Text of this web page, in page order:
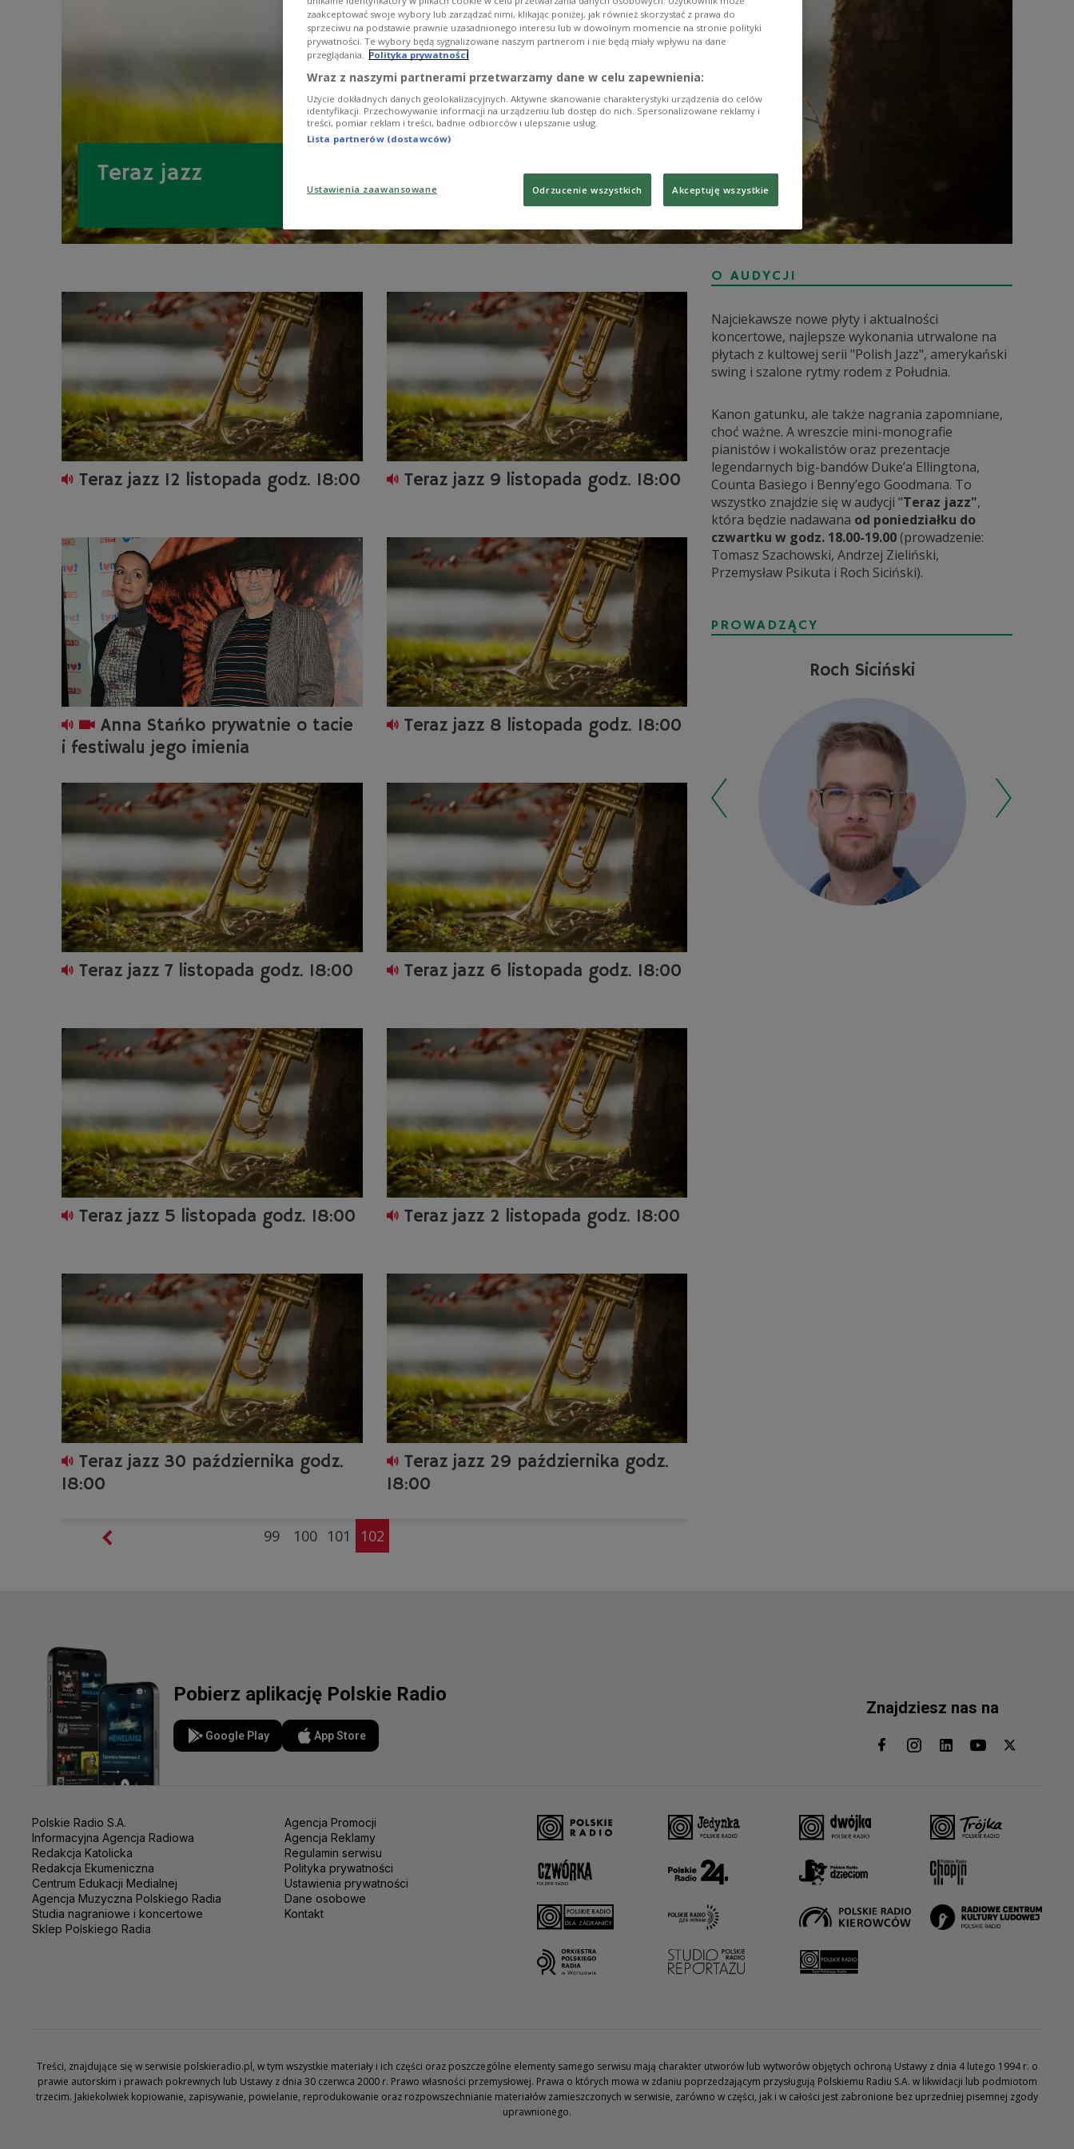
Teraz jazz
Teraz jazz 12 listopada godz. 18:00 Teraz jazz 9 listopada godz. 18:00
Anna Stańko prywatnie o tacie
i festiwalu jego imienia
Teraz jazz 8 listopada godz. 18:00
Teraz jazz 7 listopada godz. 18:00 Teraz jazz 6 listopada godz. 18:00
Teraz jazz 5 listopada godz. 18:00 Teraz jazz 2 listopada godz. 18:00
Teraz jazz 30 października godz.
18:00
Teraz jazz 29 października godz.
18:00
99 100 101 102
O AUDYCJI
Najciekawsze nowe płyty i aktualności
koncertowe, najlepsze wykonania utrwalone na
płytach z kultowej serii "Polish Jazz", amerykański
swing i szalone rytmy rodem z Południa.
Kanon gatunku, ale także nagrania zapomniane,
choć ważne. A wreszcie mini-monografie
pianistów i wokalistów oraz prezentacje
legendarnych big-bandów Duke’a Ellingtona,
Counta Basiego i Benny’ego Goodmana. To
wszystko znajdzie się w audycji "Teraz jazz",
która będzie nadawana od poniedziałku do
czwartku w godz. 18.00-19.00(prowadzenie:
Tomasz Szachowski, Andrzej Zieliński,
Przemysław Psikuta i Roch Siciński).
PROWADZĄCY
Psikuta Andrzej Zieliński Tomasz Szachowski Roch Siciński
Pobierz aplikację Polskie Radio
Google Play App Store
Znajdziesz nas na
Polskie Radio S.A.
Informacyjna Agencja Radiowa
Redakcja Katolicka
Redakcja Ekumeniczna
Centrum Edukacji Medialnej
Agencja Muzyczna Polskiego Radia
Studia nagraniowe i koncertowe
Sklep Polskiego Radia
Agencja Promocji
Agencja Reklamy
Regulamin serwisu
Polityka prywatności
Ustawienia prywatności
Dane osobowe
Kontakt
Treści, znajdujące się w serwisie polskieradio.pl, w tym wszystkie materiały i ich części oraz poszczególne elementy samego serwisu mają charakter utworów lub wytworów objętych ochroną Ustawy z dnia 4 lutego 1994 r. o
prawie autorskim i prawach pokrewnych lub Ustawy z dnia 30 czerwca 2000 r. Prawo własności przemysłowej. Prawa o których mowa w zdaniu poprzedzającym przysługują Polskiemu Radiu S.A. w likwidacji lub podmiotom
trzecim. Jakiekolwiek kopiowanie, zapisywanie, powielanie, reprodukowanie oraz rozpowszechnianie materiałów zamieszczonych w serwisie, zarówno w części, jak i w całości jest zabronione bez uprzedniej pisemnej zgody
uprawnionego.
zaakceptować swoje wybory lub zarządzać nimi, klikając poniżej, jak również skorzystać z prawa do
sprzeciwu na podstawie prawnie uzasadnionego interesu lub w dowolnym momencie na stronie polityki
prywatności. Te wybory będą sygnalizowane naszym partnerom i nie będą miały wpływu na dane
przeglądania.
Polityka prywatności
Wraz z naszymi partnerami przetwarzamy dane w celu zapewnienia:
Użycie dokładnych danych geolokalizacyjnych. Aktywne skanowanie charakterystyki urządzenia do celów
identyfikacji. Przechowywanie informacji na urządzeniu lub dostęp do nich. Spersonalizowane reklamy i
treści, pomiar reklam i treści, badnie odbiorców i ulepszanie usług.
Lista partnerów (dostawców)
Ustawienia zaawansowane Odrzucenie wszystkich Akceptuję wszystkie